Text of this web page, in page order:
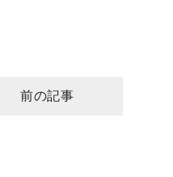
前の記事